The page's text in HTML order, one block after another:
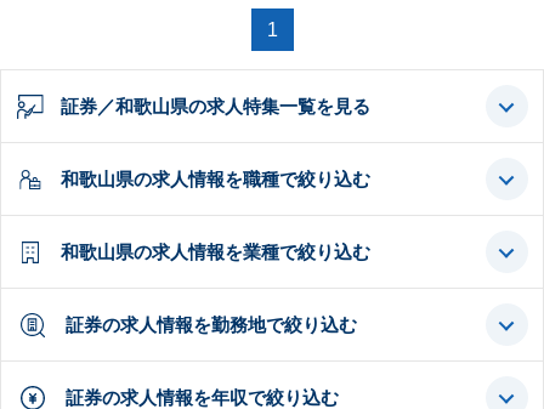
1
証券／和歌山県の求人特集一覧を見る
和歌山県の求人情報を職種で絞り込む
和歌山県の求人情報を業種で絞り込む
証券の求人情報を勤務地で絞り込む
証券の求人情報を年収で絞り込む